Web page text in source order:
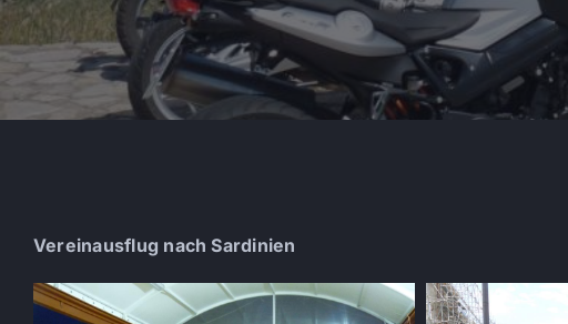
Vereinausflug nach Sardinien